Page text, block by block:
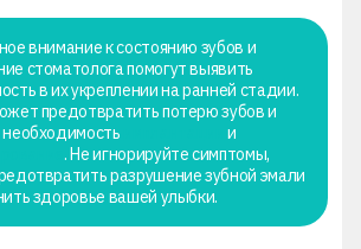
внимание к состоянию зубов и
стоматолога помогут выявить
в их укреплении на ранней стадии.
предотвратить потерю зубов и
необходимость
и
. Не игнорируйте симптомы,
разрушение зубной эмали
здоровье вашей улыбки.